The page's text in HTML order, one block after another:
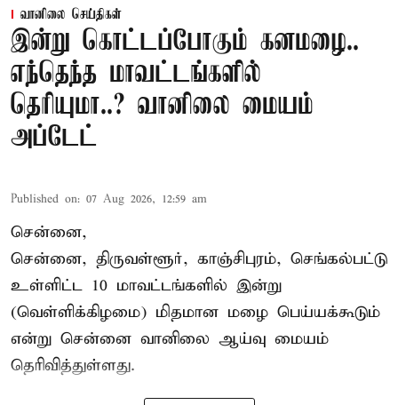
வானிலை செய்திகள்
இன்று கொட்டப்போகும் கனமழை..
எந்தெந்த மாவட்டங்களில்
தெரியுமா..? வானிலை மையம்
அப்டேட்
Published on: 07 Aug 2026, 12:59 am
சென்னை,
சென்னை, திருவள்ளூர், காஞ்சிபுரம், செங்கல்பட்டு
உள்ளிட்ட 10 மாவட்டங்களில் இன்று
(வெள்ளிக்கிழமை) மிதமான மழை பெய்யக்கூடும்
என்று சென்னை வானிலை ஆய்வு மையம்
தெரிவித்துள்ளது.